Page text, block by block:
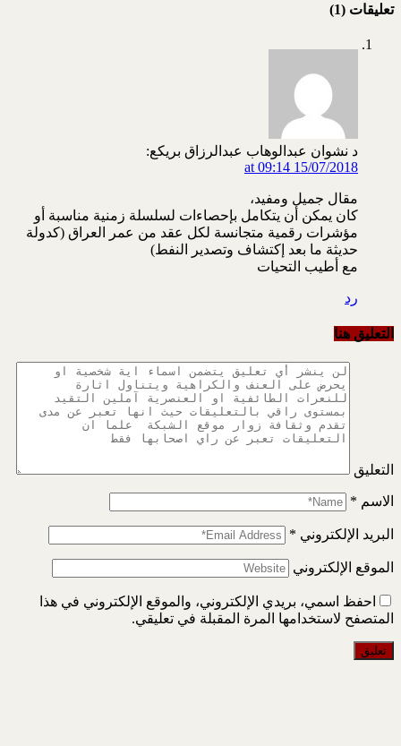
تعليقات (1)
د نشوان عبدالوهاب عبدالرزاق بريكع:
15/07/2018 at 09:14
مقال جميل ومفيد،
كان يمكن أن يتكامل بإحصاءات لسلسلة زمنية مناسبة أو
مؤشرات رقمية متجانسة لكل عقد من عمر العراق (كدولة
حديثة ما بعد إكتشاف وتصدير النفط)
مع أطيب التحيات
رد
التعليق هنا
التعليق
الاسم *
البريد الإلكتروني *
الموقع الإلكتروني
احفظ اسمي، بريدي الإلكتروني، والموقع الإلكتروني في هذا
المتصفح لاستخدامها المرة المقبلة في تعليقي.